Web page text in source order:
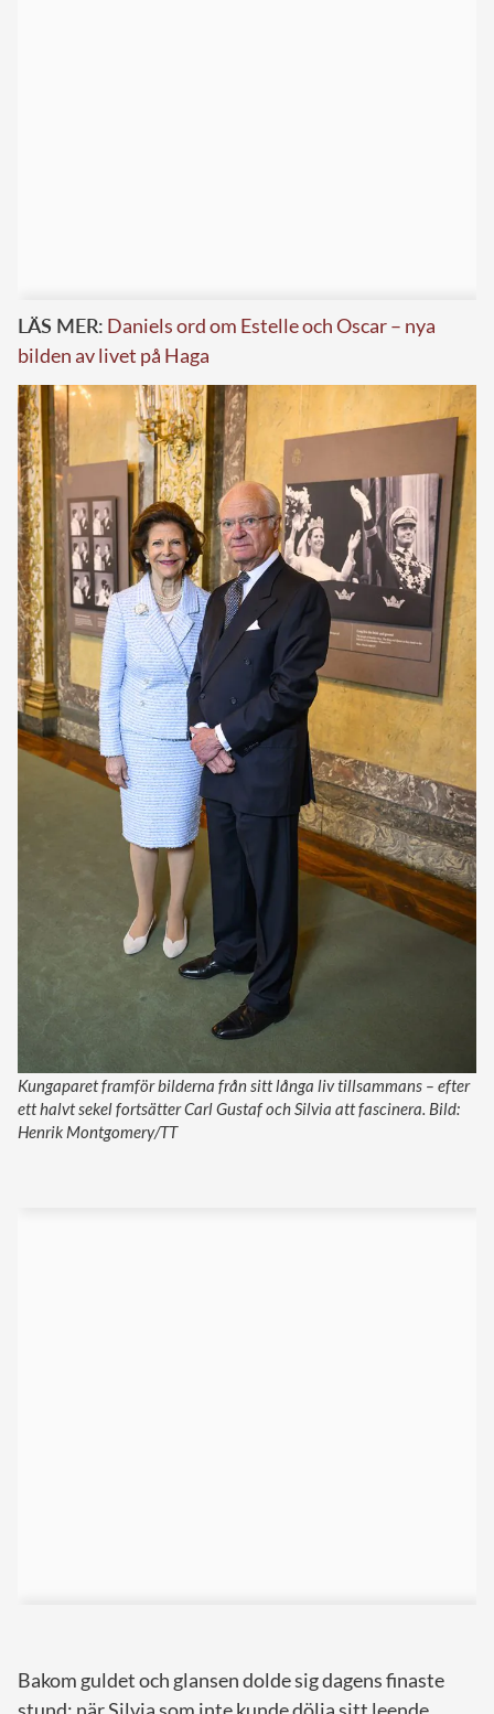
LÄS MER: Daniels ord om Estelle och Oscar – nya
bilden av livet på Haga
Kungaparet framför bilderna från sitt långa liv tillsammans – efter
ett halvt sekel fortsätter Carl Gustaf och Silvia att fascinera. Bild:
Henrik Montgomery/TT
Bakom guldet och glansen dolde sig dagens finaste